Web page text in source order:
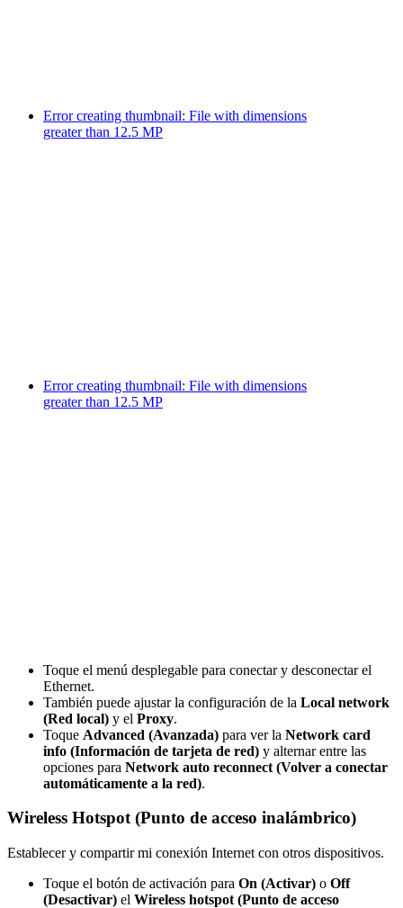
Error creating thumbnail: File with dimensions
greater than 12.5 MP
Error creating thumbnail: File with dimensions
greater than 12.5 MP
Toque el menú desplegable para conectar y desconectar el
Ethernet.
También puede ajustar la configuración de la Local network
(Red local) y el Proxy.
Toque Advanced (Avanzada) para ver la Network card
info (Información de tarjeta de red) y alternar entre las
opciones para Network auto reconnect (Volver a conectar
automáticamente a la red).
Wireless Hotspot (Punto de acceso inalámbrico)
Establecer y compartir mi conexión Internet con otros dispositivos.
Toque el botón de activación para On (Activar) o Off
(Desactivar) el Wireless hotspot (Punto de acceso